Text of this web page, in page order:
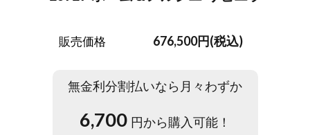
販売価格 676,500円(税込)
無金利分割払いなら月々わずか
6,700 円から購入可能！